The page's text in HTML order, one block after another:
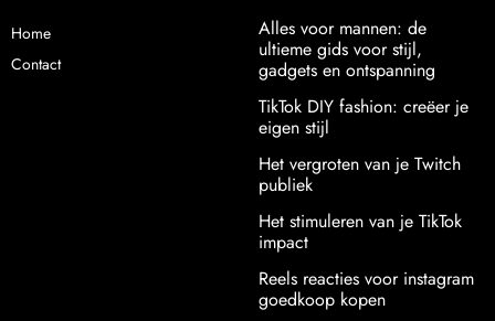
Home
Contact
Alles voor mannen: de
ultieme gids voor stijl,
gadgets en ontspanning
TikTok DIY fashion: creëer je
eigen stijl
Het vergroten van je Twitch
publiek
Het stimuleren van je TikTok
impact
Reels reacties voor instagram
goedkoop kopen